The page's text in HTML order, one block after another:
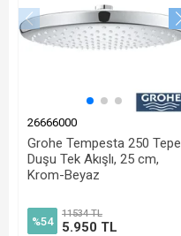
26666000
Grohe Tempesta 250 Tepe
Duşu Tek Akışlı, 25 cm,
Krom-Beyaz
%54
11534 TL
5.950 TL